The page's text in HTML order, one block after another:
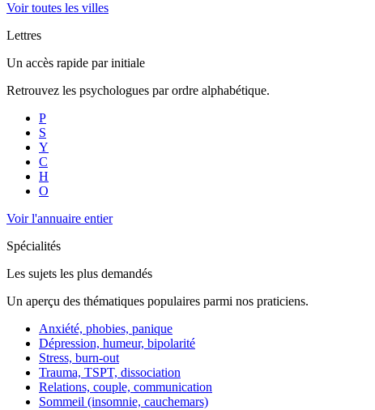
Voir toutes les villes
Lettres
Un accès rapide par initiale
Retrouvez les psychologues par ordre alphabétique.
P
S
Y
C
H
O
Voir l'annuaire entier
Spécialités
Les sujets les plus demandés
Un aperçu des thématiques populaires parmi nos praticiens.
Anxiété, phobies, panique
Dépression, humeur, bipolarité
Stress, burn-out
Trauma, TSPT, dissociation
Relations, couple, communication
Sommeil (insomnie, cauchemars)